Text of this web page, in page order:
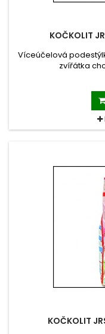
KOČKOLIT
Víceúčelová
zvířátka
KOČKOLIT